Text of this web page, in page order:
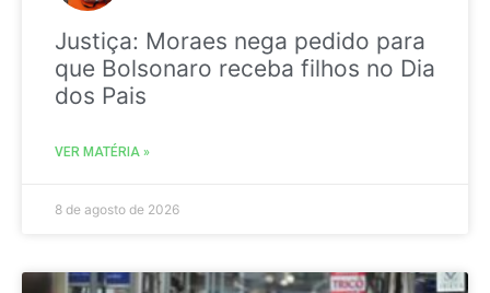
Justiça: Moraes nega pedido para
que Bolsonaro receba filhos no Dia
dos Pais
VER MATÉRIA »
8 de agosto de 2026